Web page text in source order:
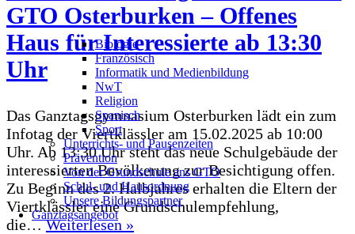
Biologie
Französisch
Informatik und Medienbildung
NwT
Religion
Spanisch
Sport
Unterrichts- und Pausenzeiten
Prävention
Von der Grundschule ans GTO
Schul- und Hausordnung
Unsere Bildungspartner
Ganztagsangebot
GTO Osterburken – Offenes
Haus für Interessierte ab 13:30
Uhr
Das Ganztagsgymnasium Osterburken lädt ein zum
Infotag der Viertklässler am 15.02.2025 ab 10:00
Uhr. Ab 13:30 Uhr steht das neue Schulgebäude der
interessierten Bevölkerung zur Besichtigung offen.
Zu Beginn des 2. Halbjahres erhalten die Eltern der
Viertklässler eine Grundschulempfehlung,
die…Weiterlesen »